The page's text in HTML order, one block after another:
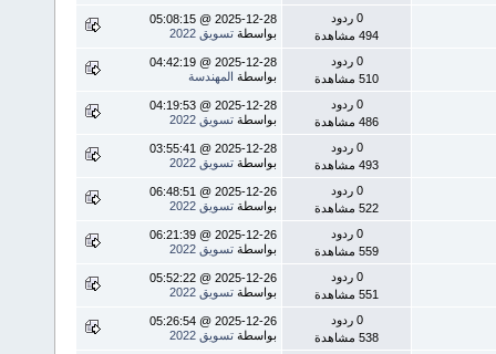
0 ردود
494 مشاهدة
2025-12-28 @ 05:08:15
بواسطة تسويق 2022
0 ردود
510 مشاهدة
2025-12-28 @ 04:42:19
بواسطة المهندسة
0 ردود
486 مشاهدة
2025-12-28 @ 04:19:53
بواسطة تسويق 2022
0 ردود
493 مشاهدة
2025-12-28 @ 03:55:41
بواسطة تسويق 2022
0 ردود
522 مشاهدة
2025-12-26 @ 06:48:51
بواسطة تسويق 2022
0 ردود
559 مشاهدة
2025-12-26 @ 06:21:39
بواسطة تسويق 2022
0 ردود
551 مشاهدة
2025-12-26 @ 05:52:22
بواسطة تسويق 2022
0 ردود
538 مشاهدة
2025-12-26 @ 05:26:54
بواسطة تسويق 2022